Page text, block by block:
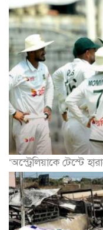
‘অস্ট্রেলিয়াকে টেস্টে